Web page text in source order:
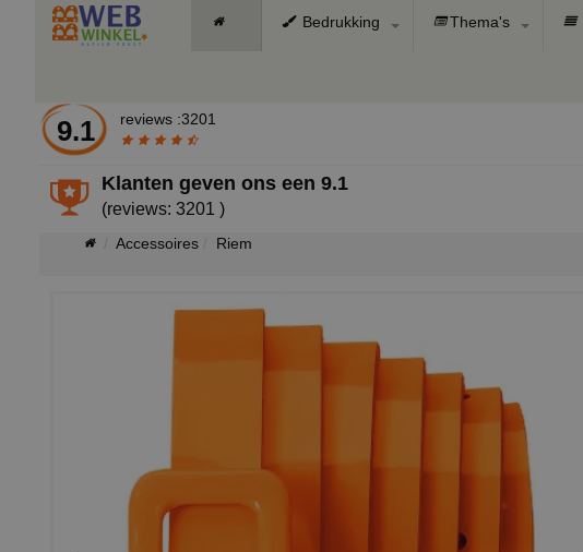
Bedrukking Thema's
9.1 reviews :3201
Klanten geven ons een9.1
(reviews: 3201 )
Accessoires Riem